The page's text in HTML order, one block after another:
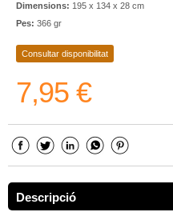
Dimensions: 195 x 134 x 28 cm
Pes: 366 gr
Consultar disponibilitat
7,95 €
Descripció